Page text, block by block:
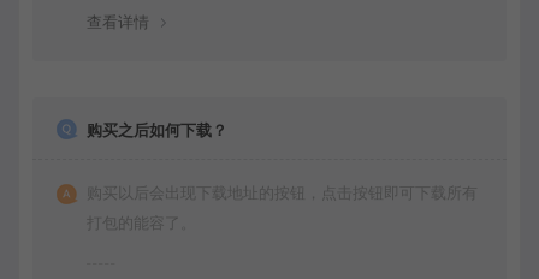
查看详情
购买之后如何下载？
购买以后会出现下载地址的按钮，点击按钮即可下载所有
打包的能容了。